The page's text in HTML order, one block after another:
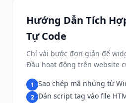
Hướng Dẫn Tích
Tự Code
Chỉ vài bước đơn giản để
Đầu hoạt động trên website
1 Sao chép mã nhúng từ
2 Dán script tag vào file